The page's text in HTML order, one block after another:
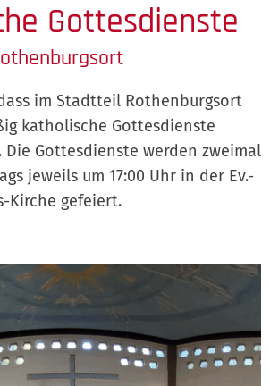
Gottesdienste
im Stadtteil Rothenburgsort
katholische Gottesdienste
Die Gottesdienste werden zweimal
jeweils um 17:00 Uhr in der Ev.-
Kirche gefeiert.